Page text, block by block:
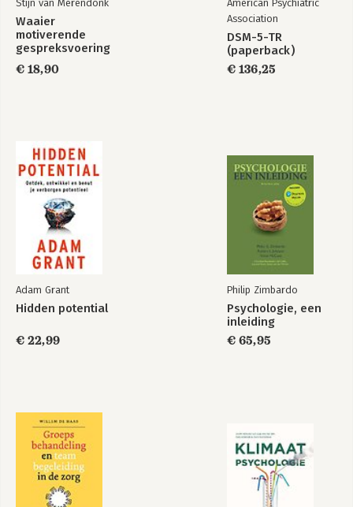
14. De bevlogene: Anwar Sadat, president van Egypte
15. De opportunist: François Mitterrand, president van Frankrijk
16. De volharder: Fidel Castro, president van Cuba
Epiloog: Baas boven baas
Stijn van Merendonk
Waaier
motiverende
gespreksvoering
€ 18,90
American Psychiatric
Association
DSM-5-TR
(paperback)
€ 136,25
Adam Grant
Hidden potential
€ 22,99
Philip Zimbardo
Psychologie, een
inleiding
€ 65,95